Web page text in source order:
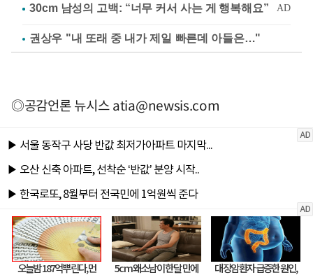
권상우 "내 또래 중 내가 제일 빠른데 아들은…"
◎공감언론 뉴시스atia@newsis.com